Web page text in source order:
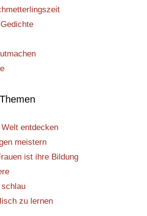
entdecken
meistern
ist ihre Bildung
zu lernen